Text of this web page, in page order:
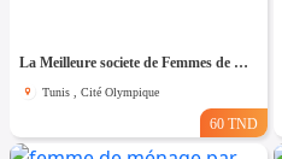
La Meilleure societe de Femmes de Ménage A cité olympique
Tunis , Cité Olympique
60 TND